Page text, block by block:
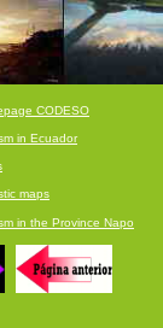
CODESO
in Ecuador
maps
in the Province Napo